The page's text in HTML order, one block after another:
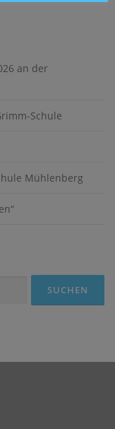
an der
Schule
Mühlenberg